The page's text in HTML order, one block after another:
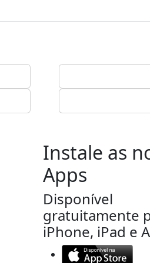
Instale as
Apps
Disponível
gratuitamente
iPhone, iPad e